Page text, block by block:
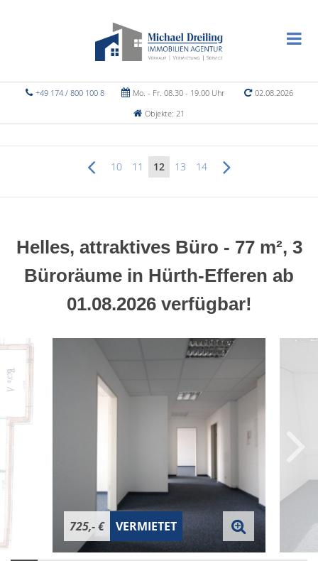
+49 174 / 800 100 8 Mo. - Fr. 08.30 - 19.00 Uhr
02.08.2026
Objekte: 21
10 11 12 13 14
Helles, attraktives Büro - 77 m², 3
Büroräume in Hürth-Efferen ab
01.08.2026 verfügbar!
725,- € VERMIETET